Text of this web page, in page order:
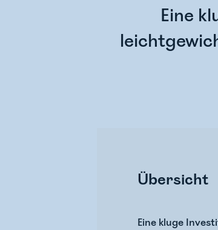
Eine
Übersicht
Eine kluge